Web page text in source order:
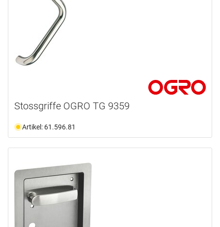
Stossgriffe OGRO TG 9359
Artikel: 61.596.81